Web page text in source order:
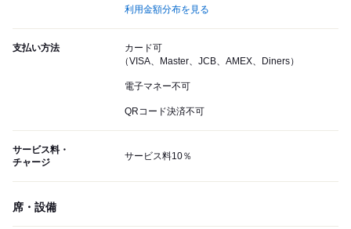
利用金額分布を見る
支払い方法
カード可
（VISA、Master、JCB、AMEX、Diners）
電子マネー不可
QRコード決済不可
サービス料・
チャージ
サービス料10％
席・設備